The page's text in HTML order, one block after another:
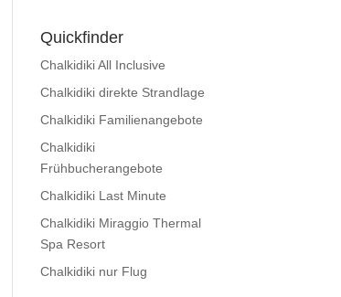
Quickfinder
Chalkidiki All Inclusive
Chalkidiki direkte Strandlage
Chalkidiki Familienangebote
Chalkidiki
Frühbucherangebote
Chalkidiki Last Minute
Chalkidiki Miraggio Thermal
Spa Resort
Chalkidiki nur Flug